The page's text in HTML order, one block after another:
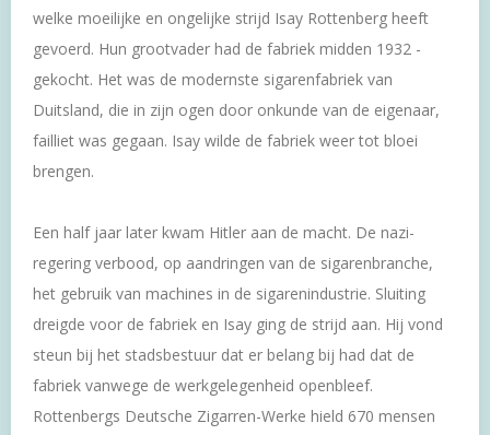
welke moeilijke en ongelijke strijd Isay Rottenberg heeft
gevoerd. Hun grootvader had de fabriek midden 1932 ­
gekocht. Het was de modernste sigarenfabriek van
Duitsland, die in zijn ogen door onkunde van de eigenaar,
failliet was gegaan. Isay wilde de fabriek weer tot bloei
brengen.
Een half jaar later kwam Hitler aan de macht. De nazi-
regering verbood, op aandringen van de sigarenbranche,
het gebruik van machines in de sigarenindustrie. Sluiting
dreigde voor de fabriek en Isay ging de strijd aan. Hij vond
steun bij het stadsbestuur dat er belang bij had dat de
fabriek vanwege de werkgelegenheid openbleef.
Rottenbergs Deutsche Zigarren-Werke hield 670 mensen